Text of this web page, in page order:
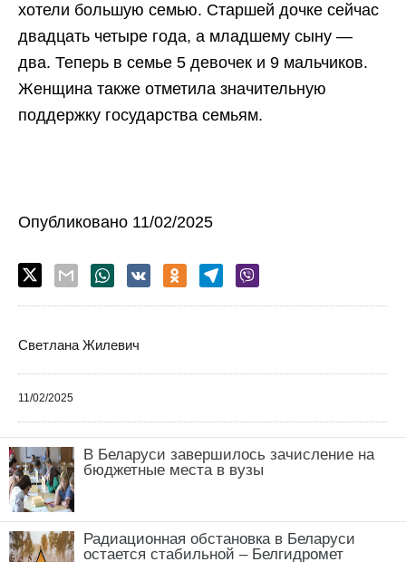
хотели большую семью. Старшей дочке сейчас
двадцать четыре года, а младшему сыну ―
два. Теперь в семье 5 девочек и 9 мальчиков.
Женщина также отметила значительную
поддержку государства семьям.
Опубликовано 11/02/2025
Светлана Жилевич
11/02/2025
В Беларуси завершилось зачисление на
бюджетные места в вузы
Радиационная обстановка в Беларуси
остается стабильной – Белгидромет